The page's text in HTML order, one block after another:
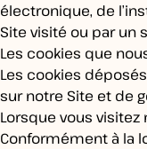
électronique, de
Site visité ou par un
Les cookies que
Les cookies
sur notre Site et de
Lorsque vous
Conformément à la